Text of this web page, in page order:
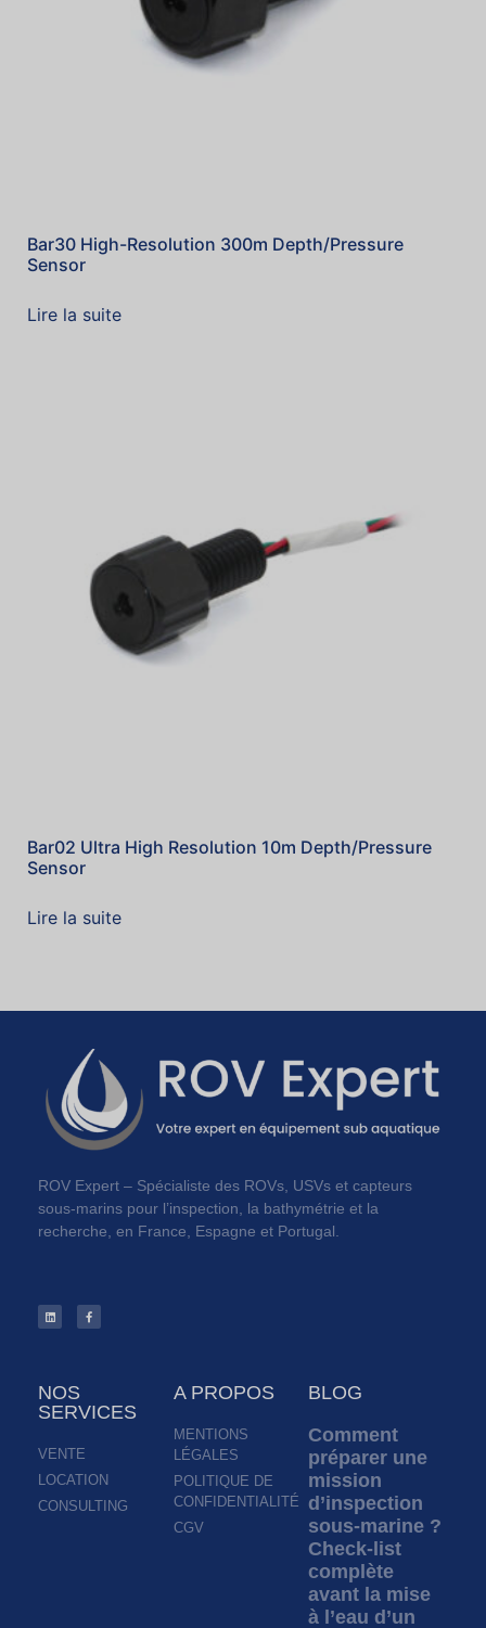
Bar30 High-Resolution 300m Depth/Pressure
Sensor
Lire la suite
Bar02 Ultra High Resolution 10m Depth/Pressure
Sensor
Lire la suite
ROV Expert – Spécialiste des ROVs, USVs et capteurs
sous-marins pour l’inspection, la bathymétrie et la
recherche, en France, Espagne et Portugal.
NOS
SERVICES
VENTE
LOCATION
CONSULTING
A PROPOS
MENTIONS
LÉGALES
POLITIQUE DE
CONFIDENTIALITÉ
CGV
BLOG
Comment
préparer une
mission
d’inspection
sous-marine ?
Check-list
complète
avant la mise
à l’eau d’un